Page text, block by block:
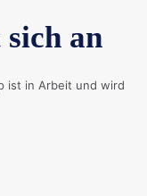
an
ist in Arbeit und wird